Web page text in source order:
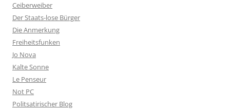
Ceiberweiber
Der Staats-lose Bürger
Die Anmerkung
Freiheitsfunken
Jo Nova
Kalte Sonne
Le Penseur
Not PC
Politsatirischer Blog